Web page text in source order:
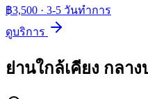
฿3,500 · 3-5 วันทำการ
ดูบริการ
ย่านใกล้เคียง กลาง